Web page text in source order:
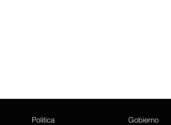
Politíca Gobierno